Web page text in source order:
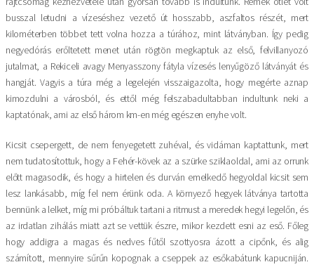
busszal letudni a vízeséshez vezető út hosszabb, aszfaltos részét, mert
kilométerben többet tett volna hozza a túrához, mint látványban. Így pedig
negyedórás erőltetett menet után rögtön megkaptuk az első, felvillanyozó
jutalmat, a Rekiceli avagy Menyasszony fátyla vízesés lenyűgöző látványát és
hangját. Vagyis a túra még a legelején visszaigazolta, hogy megérte aznap
kimozdulni a városból, és ettől még felszabadultabban indultunk neki a
kaptatónak, ami az első három km-en még egészen enyhe volt.
Kicsit csepergett, de nem fenyegetett zuhéval, és vidáman kaptattunk, mert
nem tudatosítottuk, hogy a Fehér-kövek az a szürke sziklaoldal, ami az orrunk
előtt magasodik, és hogy a hirtelen és durván emelkedő hegyoldal kicsit sem
lesz lankásabb, míg fel nem érünk oda. A környező hegyek látványa tartotta
bennünk a lelket, míg mi próbáltuk tartani a ritmust a meredek hegyi legelőn, és
az irdatlan zihálás miatt azt se vettük észre, mikor kezdett esni az eső. Főleg
hogy addigra a magas és nedves fűtől szottyosra ázott a cipőnk, és alig
számított, mennyire sűrűn kopognak a cseppek az esőkabátunk kapucniján.